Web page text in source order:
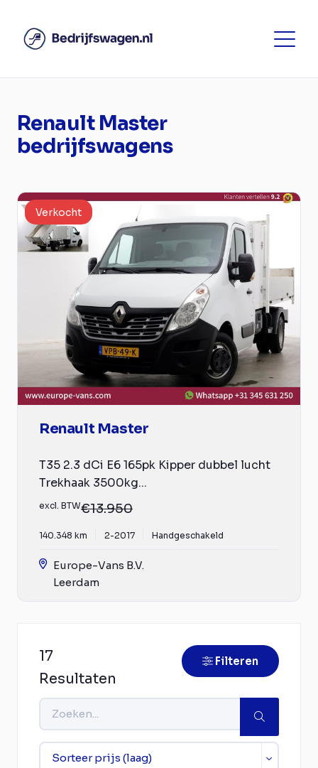
Renault Master
bedrijfswagens
Verkocht
Renault Master
T35 2.3 dCi E6 165pk Kipper dubbel lucht
Trekhaak 3500kg...
excl. BTW€13.950
140.348 km 2-2017 Handgeschakeld
Europe-Vans B.V.
Leerdam
17
Resultaten
Filteren